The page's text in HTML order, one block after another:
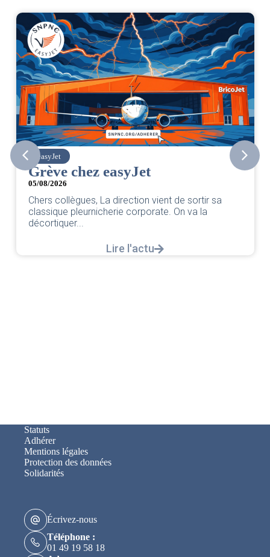
easyJet
Grève chez easyJet
05/08/2026
Chers collègues, La direction vient de sortir sa
classique pleurnicherie corporate. On va la
décortiquer...
Lire l'actu
Statuts
Adhérer
Mentions légales
Protection des données
Solidarités
Écrivez-nous
Téléphone :
01 49 19 58 18